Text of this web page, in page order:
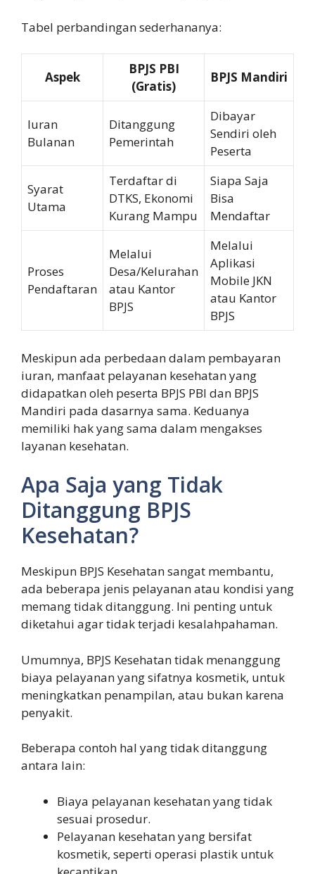
Tabel perbandingan sederhananya:
Aspek
BPJS PBI
(Gratis)
BPJS Mandiri
Iuran
Bulanan
Ditanggung
Pemerintah
Dibayar
Sendiri oleh
Peserta
Syarat
Utama
Terdaftar di
DTKS, Ekonomi
Kurang Mampu
Siapa Saja
Bisa
Mendaftar
Proses
Pendaftaran
Melalui
Desa/Kelurahan
atau Kantor
BPJS
Melalui
Aplikasi
Mobile JKN
atau Kantor
BPJS
Meskipun ada perbedaan dalam pembayaran
iuran, manfaat pelayanan kesehatan yang
didapatkan oleh peserta BPJS PBI dan BPJS
Mandiri pada dasarnya sama. Keduanya
memiliki hak yang sama dalam mengakses
layanan kesehatan.
Apa Saja yang Tidak
Ditanggung BPJS
Kesehatan?
Meskipun BPJS Kesehatan sangat membantu,
ada beberapa jenis pelayanan atau kondisi yang
memang tidak ditanggung. Ini penting untuk
diketahui agar tidak terjadi kesalahpahaman.
Umumnya, BPJS Kesehatan tidak menanggung
biaya pelayanan yang sifatnya kosmetik, untuk
meningkatkan penampilan, atau bukan karena
penyakit.
Beberapa contoh hal yang tidak ditanggung
antara lain:
Biaya pelayanan kesehatan yang tidak
sesuai prosedur.
Pelayanan kesehatan yang bersifat
kosmetik, seperti operasi plastik untuk